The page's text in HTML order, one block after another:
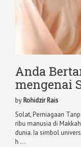
Anda
mengenai
by Rohidzir Rais
Solat, Perniagaan
ribu manusia di
dunia. Ia simbol
h ...